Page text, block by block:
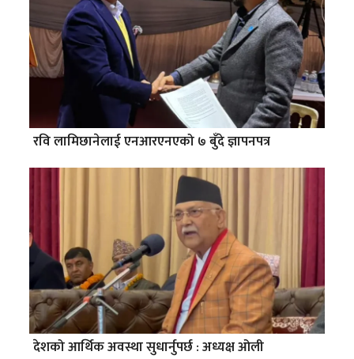
रवि लामिछानेलाई एनआरएनएको ७ बुँदे ज्ञापनपत्र
देशको आर्थिक अवस्था सुधार्नुपर्छ : अध्यक्ष ओली